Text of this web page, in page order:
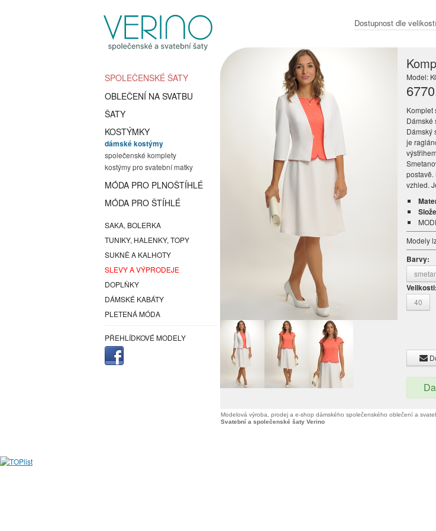
Model:
6770
Komplet
Dámské
Dámský
je
postavě.
vzhled.
Modely
Barvy:
Velikosti:
40
Modelová výroba, prodej a e-shop dámského společenského oblečení a
Svatební a společenské šaty Verino
SPOLEČENSKÉ ŠATY
OBLEČENÍ NA SVATBU
ŠATY
KOSTÝMKY
dámské kostýmy
společenské komplety
kostýmy pro svatební matky
MÓDA PRO PLNOŠTÍHLÉ
MÓDA PRO ŠTÍHLÉ
SAKA, BOLERKA
TUNIKY, HALENKY, TOPY
SUKNĚ A KALHOTY
SLEVY A VÝPRODEJE
DOPLŇKY
DÁMSKÉ KABÁTY
PLETENÁ MÓDA
PŘEHLÍDKOVÉ MODELY
Dostupnost dle